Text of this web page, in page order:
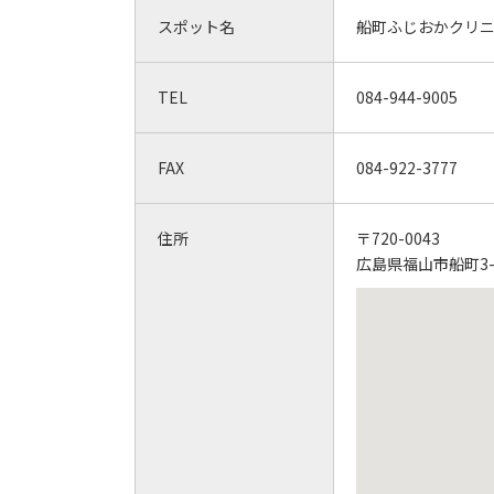
スポット名 船町ふじおかクリ
TEL 084-944-9005
FAX 084-922-3777
住所
〒720-0043
広島県福山市船町